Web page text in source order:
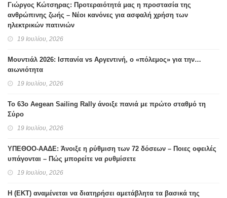
Γιώργος Κώτσηρας: Προτεραιότητά μας η προστασία της
ανθρώπινης ζωής – Νέοι κανόνες για ασφαλή χρήση των
ηλεκτρικών πατινιών
19 Ιουλίου, 2026
Μουντιάλ 2026: Ισπανία vs Αργεντινή, ο «πόλεμος» για την…
αιωνιότητα
19 Ιουλίου, 2026
Το 63ο Aegean Sailing Rally άνοιξε πανιά με πρώτο σταθμό τη
Σύρο
19 Ιουλίου, 2026
ΥΠΕΘΟΟ-ΑΑΔΕ: Άνοιξε η ρύθμιση των 72 δόσεων – Ποιες οφειλές
υπάγονται – Πώς μπορείτε να ρυθμίσετε
19 Ιουλίου, 2026
H (ΕΚΤ) αναμένεται να διατηρήσει αμετάβλητα τα βασικά της